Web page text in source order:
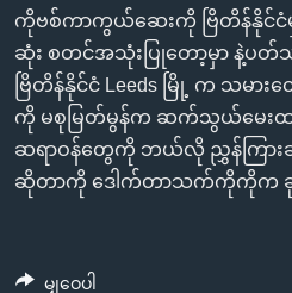
ရှာဖွေ
ရန်
နေရာ
သို့
ကျော်
ရန်
ဘာသာစကားများ
ကိုဗစ်ကာကွယ်ဆေးကို ဗြိတိန်နိုင်ငံ
ဆုံး စတင်အသုံးပြုတော့မှာ နဲ့ပ
ဗြိတိန်နိုင်ငံ Leeds မြို့ က သမ
ကို မစုမြတ်မွန်က ဆက်သွယ်မေးထာ
ဆရာဝန်တွေကို ဘယ်လို ညွှန်ကြား
ဆိုတာကို ဒေါက်တာသက်ကိုကိုက ခု
မျှဝေပါ